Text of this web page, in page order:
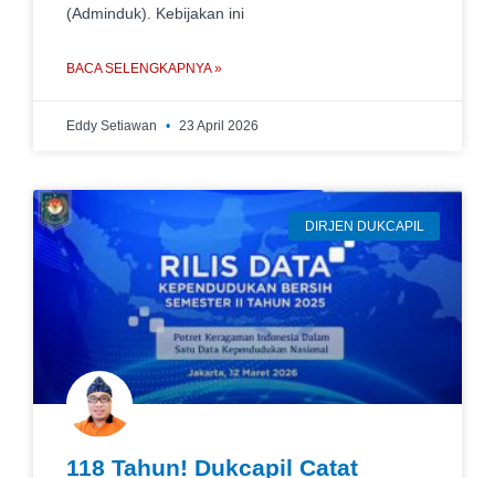
(Adminduk). Kebijakan ini
BACA SELENGKAPNYA »
Eddy Setiawan 23 April 2026
DIRJEN DUKCAPIL
118 Tahun! Dukcapil Catat